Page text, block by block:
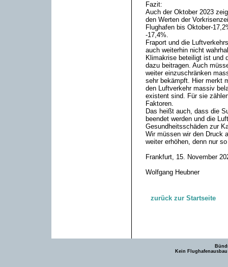
Fazit:
Auch der Oktober 2023
den Werten der
Flughafen bis Oktober-
-17,4%.
Fraport und die
auch weiterhin nicht
Klimakrise beteiligt ist und
dazu beitragen. Auch
weiter einzuschränken
sehr bekämpft. Hier merkt
den Luftverkehr massiv
existent sind. Für sie
Faktoren.
Das heißt auch, dass die
beendet werden und die
Gesundheitsschäden zur
Wir müssen wir den Druck
weiter erhöhen, denn nur
Frankfurt, 15. November
Wolfgang Heubner
zurück zur Startseite
Kein